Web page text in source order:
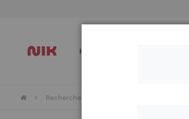
Home
Recherche avancée dans le catalogue